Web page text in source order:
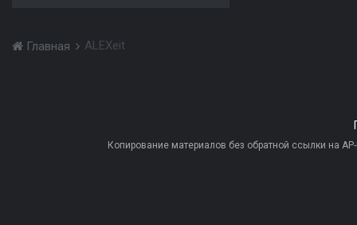
Главная ALEXeit
Копирование материалов без обратной ссылки на